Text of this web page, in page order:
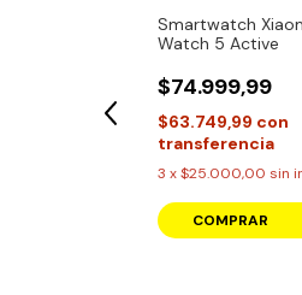
Smartwatch
Watch 5 Active
$74.999,99
$63.749,99 con
transferencia
3 x$25.000,00 sin